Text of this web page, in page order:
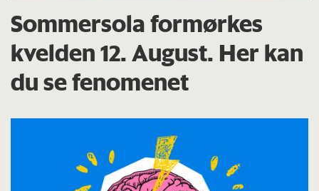
Sommersola formørkes
kvelden 12. August. Her kan
du se fenomenet